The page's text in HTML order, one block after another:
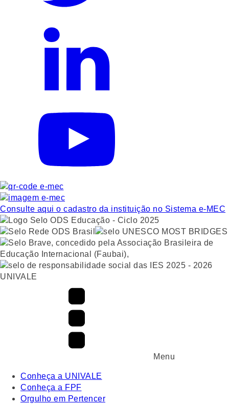
Consulte aqui o cadastro da instituição no Sistema e-MEC
UNIVALE
Menu
Conheça a UNIVALE
Conheça a FPF
Orgulho em Pertencer